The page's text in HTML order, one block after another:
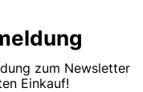
zum Newsletter
Einkauf!